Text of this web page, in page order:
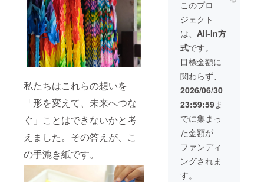
私たちはこれらの想いを
「形を変えて、未来へつな
ぐ」ことはできないかと考
えました。その答えが、こ
の手漉き紙です。
改善等
により
一部変
更とな
る場合
があり
ますの
でご了
承くだ
さい。
※製造ス
ケ
ジュー
ルは、
職人の
制作状
況や部
材の供
皆様の
ご支援
により
量産効
上した
場合、
正規販
売価格
が販売
予定価
格より
下がる
可能性
もござ
いま
す。 ※
デザイ
てご使
さい。
※LEDラ
乾電池
式（単
四電池
×2本）
です。
時にす
ぐ使え
う、お
試し用
同梱し
す。手
らでは
の表情
として
お楽し
みくだ
さい。
※本品は
屋内専
す。手
漉き紙
の特性
上、水
濡れや
高湿度
の環境
プを3点
お選び
いただ
けま
す。 ※
手漉き
紙およ
び八女
提灯の
手作業
工程の
ため、
色味・
風合
い・模
様には
個体差
このプロ
ジェクト
は、 All-In方
式です。
目標金額に
関わらず、
2026/06/30
23:59:59ま
でに集まっ
た金額が
ファンディ
ングされま
す。